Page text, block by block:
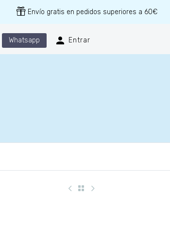
Envío gratis en pedidos superiores a 60€
Whatsapp Entrar